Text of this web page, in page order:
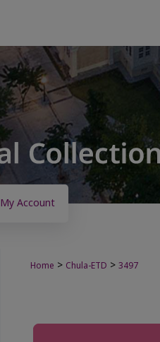
My Account
Home > Chula-ETD > 3497